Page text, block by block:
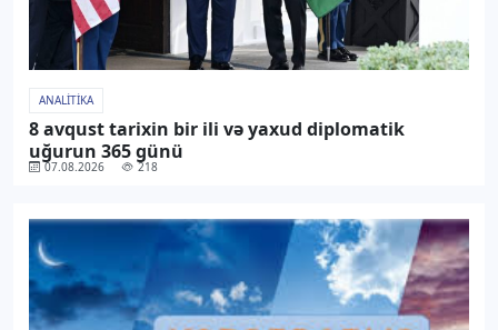
ANALITIKA
8 avqust tarixin bir ili və yaxud diplomatik
uğurun 365 günü
07.08.2026 218